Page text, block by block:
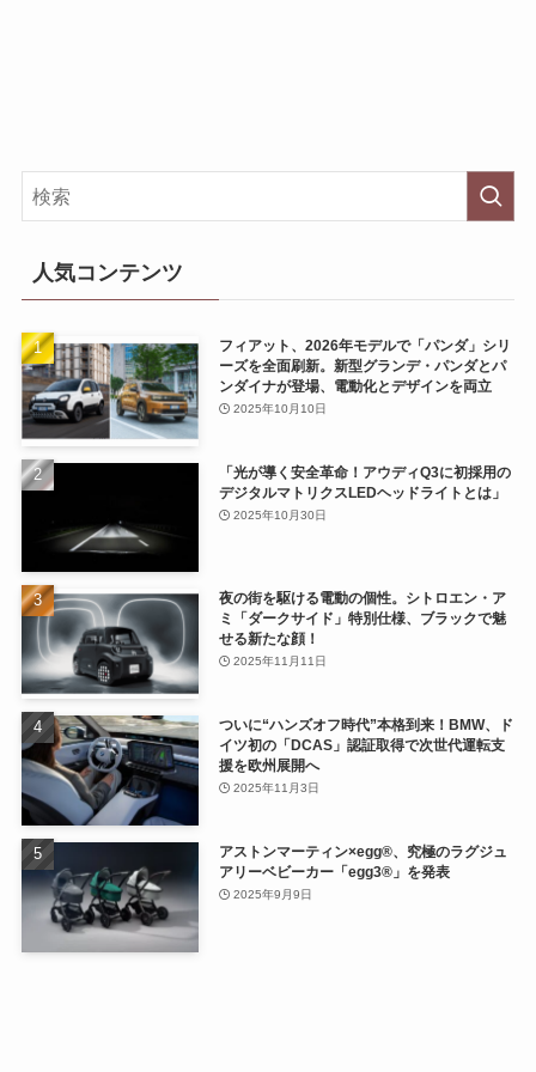
人気コンテンツ
フィアット、2026年モデルで「パンダ」シリ
ーズを全面刷新。新型グランデ・パンダとパ
ンダイナが登場、電動化とデザインを両立
2025年10月10日
「光が導く安全革命！アウディQ3に初採用の
デジタルマトリクスLEDヘッドライトとは」
2025年10月30日
夜の街を駆ける電動の個性。シトロエン・ア
ミ「ダークサイド」特別仕様、ブラックで魅
せる新たな顔！
2025年11月11日
ついに“ハンズオフ時代”本格到来！BMW、ド
イツ初の「DCAS」認証取得で次世代運転支
援を欧州展開へ
2025年11月3日
アストンマーティン×egg®、究極のラグジュ
アリーベビーカー「egg3®」を発表
2025年9月9日